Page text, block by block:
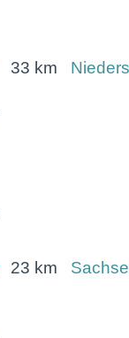
33 km
23 km